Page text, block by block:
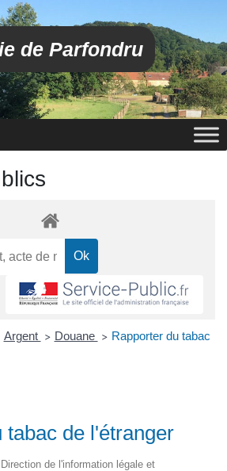
de Parfondru
Argent > Douane > Rapporter du tabac
tabac de l'étranger
de l'information légale et